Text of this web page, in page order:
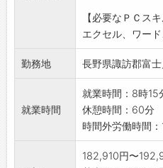
変更範囲:会社の
【必要なＰＣスキ
エクセル、ワー
勤務地 長野県諏訪郡富
就業時間
就業時間：8時15
休憩時間：60分
時間外労働時間
182,910円〜